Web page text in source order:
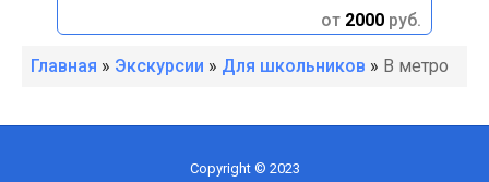
от 2000 руб.
Главная » Экскурсии » Для школьников » В метро
Copyright © 2023